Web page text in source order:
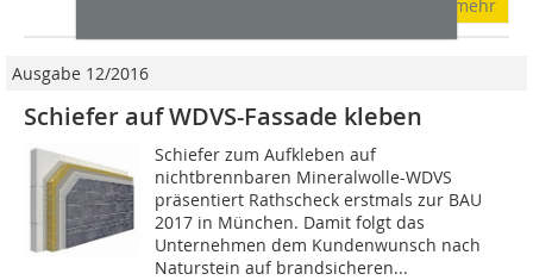
mehr
Ausgabe 12/2016
Schiefer auf WDVS-Fassade kleben
Schiefer zum Aufkleben auf
nichtbrennbaren Mineralwolle-WDVS
präsentiert Rathscheck erstmals zur BAU
2017 in München. Damit folgt das
Unternehmen dem Kundenwunsch nach
Naturstein auf brandsicheren...